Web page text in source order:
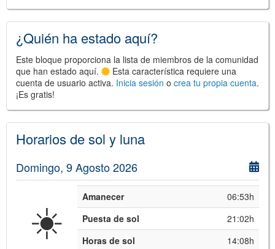
JS library for interactive maps
OpenStreetMap
and its contributors (CC BY-SH 4.0)
©Institut Cartogràfic i Geològic de
Catalunya
CC BY-SH 4.0
¿Quién ha estado aquí?
Este bloque proporciona la lista de miembros de la comunidad
que han estado aquí.
Esta característica requiere una
cuenta de usuario activa. Inicia sesión o crea tu propia cuenta.
¡Es gratis!
Horarios de sol y luna
Domingo, 9 Agosto 2026
☀️ Amanecer
06:53h
Puesta de sol
21:02h
Horas de sol
14:08h